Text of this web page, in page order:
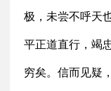
极，未尝不呼天
平正道直行，竭
穷矣。信而见疑